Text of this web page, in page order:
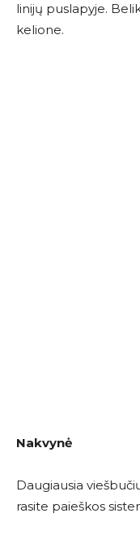
linijų puslapyje.
kelione.
Nakvynė
Daugiausia
rasite paieškos